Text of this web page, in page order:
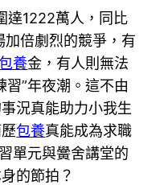
達1222萬人，同比
倍劇烈的競爭，有
養金，有人則無法
習”年夜潮。這不由
況真能助力小我生
包養真能成為求職
單元與黌舍講堂的
的節拍？